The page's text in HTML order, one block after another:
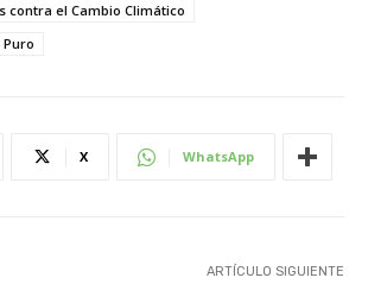
contra el Cambio Climático
X WhatsApp
ARTÍCULO SIGUIENTE